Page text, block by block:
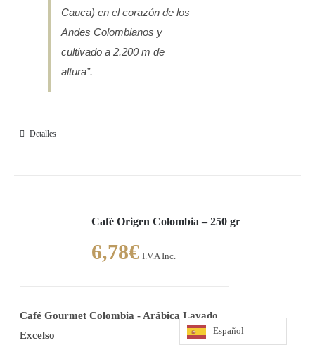
Cauca) en el corazón de los
Andes Colombianos y
cultivado a 2.200 m de
altura”.
Detalles
Café Origen Colombia – 250 gr
6,78€ I.V.A Inc.
Café Gourmet Colombia - Arábica Lavado
Excelso
Español